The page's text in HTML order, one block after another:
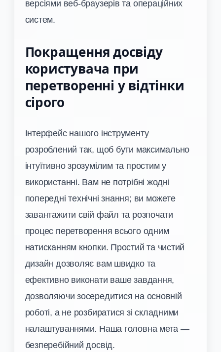
версіями веб-браузерів та операційних
систем.
Покращення досвіду
користувача при
перетворенні у відтінки
сірого
Інтерфейс нашого інструменту
розроблений так, щоб бути максимально
інтуїтивно зрозумілим та простим у
використанні. Вам не потрібні жодні
попередні технічні знання; ви можете
завантажити свій файл та розпочати
процес перетворення всього одним
натисканням кнопки. Простий та чистий
дизайн дозволяє вам швидко та
ефективно виконати ваше завдання,
дозволяючи зосередитися на основній
роботі, а не розбиратися зі складними
налаштуваннями. Наша головна мета —
безперебійний досвід.